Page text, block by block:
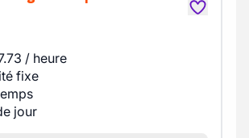
/ heure
fixe
jour